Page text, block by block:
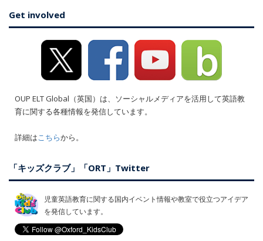
Get involved
OUP ELT Global（英国）は、ソーシャルメディアを活用して英語教
育に関する各種情報を発信しています。
詳細はこちらから。
「キッズクラブ」「ORT」Twitter
児童英語教育に関する国内イベント情報や教室で役立つアイデア
を発信しています。